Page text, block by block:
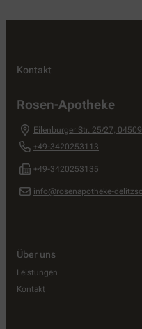
Kontakt
Rosen-Apotheke
Eilenburger Str. 25/27 04509
+49-3420253113
+49-3420253135
info@rosenapotheke-
Über uns
Leistungen
Kontakt